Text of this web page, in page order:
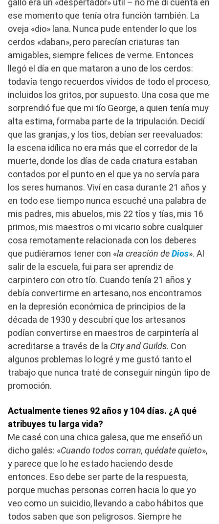
gallo era un «despertador» útil – no me di cuenta en
ese momento que tenía otra función también. La
oveja «dio» lana. Nunca pude entender lo que los
cerdos «daban», pero parecían criaturas tan
amigables, siempre felices de verme. Entonces
llegó el día en que mataron a uno de los cerdos:
todavía tengo recuerdos vívidos de todo el proceso,
incluidos los gritos, por supuesto. Una cosa que me
sorprendió fue que mi tío George, a quien tenía muy
alta estima, formaba parte de la tripulación. Decidí
que las granjas, y los tíos, debían ser reevaluados:
la escena idílica no era más que el corredor de la
muerte, donde los días de cada criatura estaban
contados por el punto en el que ya no servía para
los seres humanos. Viví en casa durante 21 años y
en todo ese tiempo nunca escuché una palabra de
mis padres, mis abuelos, mis 22 tíos y tías, mis 16
primos, mis maestros o mi vicario sobre cualquier
cosa remotamente relacionada con los deberes
que pudiéramos tener con «la creación deDios». Al
salir de la escuela, fui para ser aprendiz de
carpintero con otro tío. Cuando tenía 21 años y
debía convertirme en artesano, nos encontramos
en la depresión económica de principios de la
década de 1930 y descubrí que los artesanos
podían convertirse en maestros de carpintería al
acreditarse a través de la City and Guilds. Con
algunos problemas lo logré y me gustó tanto el
trabajo que nunca traté de conseguir ningún tipo de
promoción.
Actualmente tienes 92 años y 104 días. ¿A qué
atribuyes tu larga vida?
Me casé con una chica galesa, que me enseñó un
dicho galés: «Cuando todos corran, quédate quieto»,
y parece que lo he estado haciendo desde
entonces. Eso debe ser parte de la respuesta,
porque muchas personas corren hacia lo que yo
veo como un suicidio, llevando a cabo hábitos que
todos saben que son peligrosos. Siempre he